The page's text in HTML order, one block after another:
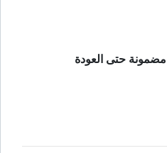
حتى العودة